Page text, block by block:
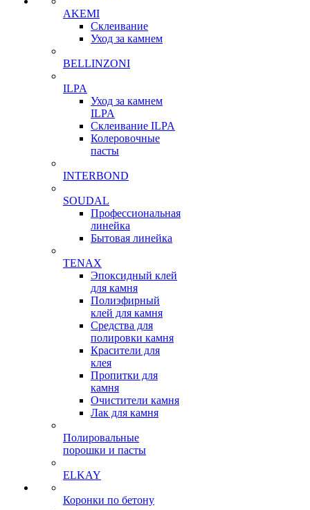
AKEMI
Склеивание
Уход за камнем
BELLINZONI
ILPA
Уход за камнем
ILPA
Склеивание ILPA
Колеровочные
пасты
INTERBOND
SOUDAL
Профессиональная
линейка
Бытовая линейка
TENAX
Эпоксидный клей
для камня
Полиэфирный
клей для камня
Средства для
полировки камня
Красители для
клея
Пропитки для
камня
Очистители камня
Лак для камня
Полировальные
порошки и пасты
ELKAY
Коронки по бетону